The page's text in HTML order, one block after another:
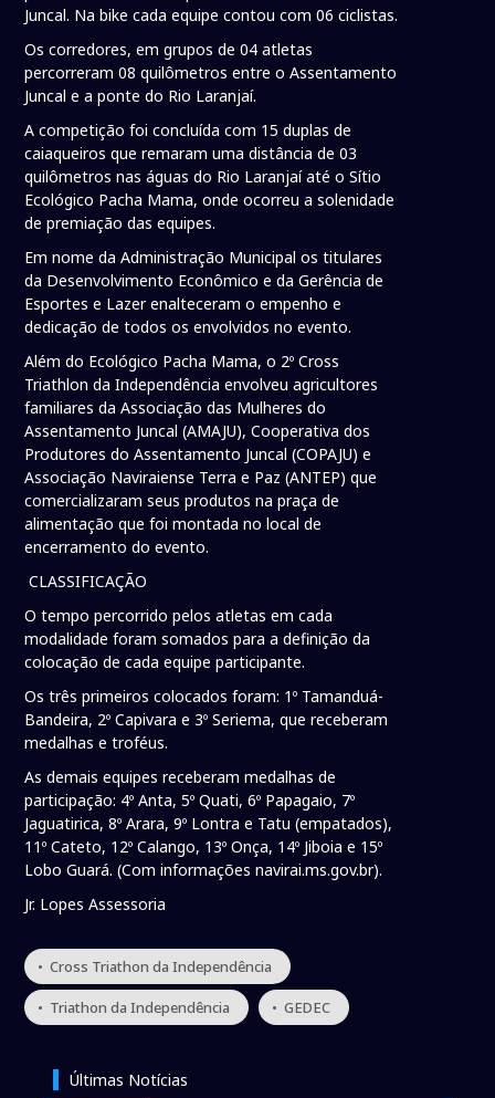
Juncal. Na bike cada equipe contou com 06 ciclistas.
Os corredores, em grupos de 04 atletas
percorreram 08 quilômetros entre o Assentamento
Juncal e a ponte do Rio Laranjaí.
A competição foi concluída com 15 duplas de
caiaqueiros que remaram uma distância de 03
quilômetros nas águas do Rio Laranjaí até o Sítio
Ecológico Pacha Mama, onde ocorreu a solenidade
de premiação das equipes.
Em nome da Administração Municipal os titulares
da Desenvolvimento Econômico e da Gerência de
Esportes e Lazer enalteceram o empenho e
dedicação de todos os envolvidos no evento.
Além do Ecológico Pacha Mama, o 2º Cross
Triathlon da Independência envolveu agricultores
familiares da Associação das Mulheres do
Assentamento Juncal (AMAJU), Cooperativa dos
Produtores do Assentamento Juncal (COPAJU) e
Associação Naviraiense Terra e Paz (ANTEP) que
comercializaram seus produtos na praça de
alimentação que foi montada no local de
encerramento do evento.
CLASSIFICAÇÃO
O tempo percorrido pelos atletas em cada
modalidade foram somados para a definição da
colocação de cada equipe participante.
Os três primeiros colocados foram: 1º Tamanduá-
Bandeira, 2º Capivara e 3º Seriema, que receberam
medalhas e troféus.
As demais equipes receberam medalhas de
participação: 4º Anta, 5º Quati, 6º Papagaio, 7º
Jaguatirica, 8º Arara, 9º Lontra e Tatu (empatados),
11º Cateto, 12º Calango, 13º Onça, 14º Jiboia e 15º
Lobo Guará. (Com informações navirai.ms.gov.br).
Jr. Lopes Assessoria
• Cross Triathon da Independência
• Triathon da Independência • GEDEC
Últimas Notícias